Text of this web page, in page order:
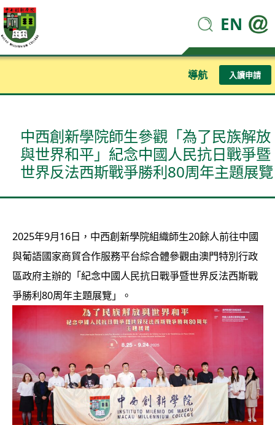
EN
導航 入讀申請
中西創新學院師生參觀「為了民族解放
與世界和平」紀念中國人民抗日戰爭暨
世界反法西斯戰爭勝利80周年主題展覽
2025年9月16日，中西創新學院組織師生20餘人前往中國
與葡語國家商貿合作服務平台綜合體參觀由澳門特別行政
區政府主辦的「紀念中國人民抗日戰爭暨世界反法西斯戰
爭勝利80周年主題展覽」。